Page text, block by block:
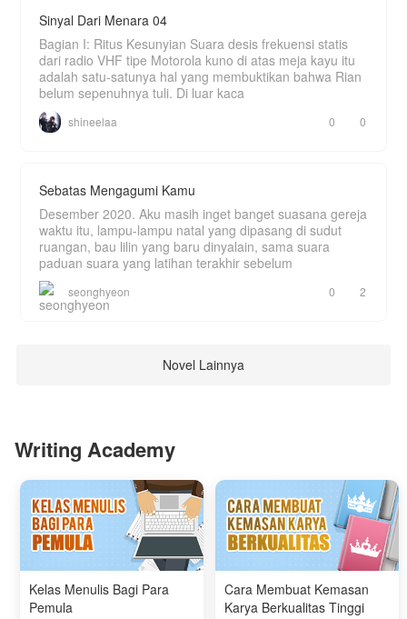
Sinyal Dari Menara 04
Bagian I: Ritus Kesunyian Suara desis frekuensi statis
dari radio VHF tipe Motorola kuno di atas meja kayu itu
adalah satu-satunya hal yang membuktikan bahwa Rian
belum sepenuhnya tuli. Di luar kaca
shineelaa 0 0
Sebatas Mengagumi Kamu
Desember 2020. Aku masih inget banget suasana gereja
waktu itu, lampu-lampu natal yang dipasang di sudut
ruangan, bau lilin yang baru dinyalain, sama suara
paduan suara yang latihan terakhir sebelum
seonghyeon 0 2
Novel Lainnya
Writing Academy
Kelas Menulis Bagi Para
Pemula
Cara Membuat Kemasan
Karya Berkualitas Tinggi